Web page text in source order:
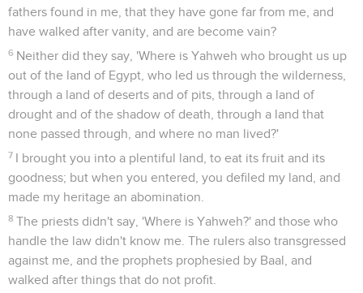
fathers found in me, that they have gone far from me, and
have walked after vanity, and are become vain?
6 Neither did they say, 'Where is Yahweh who brought us up
out of the land of Egypt, who led us through the wilderness,
through a land of deserts and of pits, through a land of
drought and of the shadow of death, through a land that
none passed through, and where no man lived?'
7 I brought you into a plentiful land, to eat its fruit and its
goodness; but when you entered, you defiled my land, and
made my heritage an abomination.
8 The priests didn't say, 'Where is Yahweh?' and those who
handle the law didn't know me. The rulers also transgressed
against me, and the prophets prophesied by Baal, and
walked after things that do not profit.